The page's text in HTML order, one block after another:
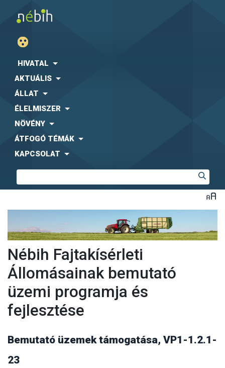
HIVATAL
AKTUÁLIS
ÁLLAT
ÉLELMISZER
NÖVÉNY
ÁTFOGÓ TÉMÁK
KAPCSOLAT
Nébih Fajtakísérleti
Állomásainak bemutató
üzemi programja és
fejlesztése
Bemutató üzemek támogatása, VP1-1.2.1-
23